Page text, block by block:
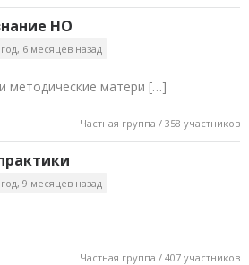
НО
6 месяцев назад
методические матери […]
Частная группа / 358 участников
9 месяцев назад
Частная группа / 407 участников